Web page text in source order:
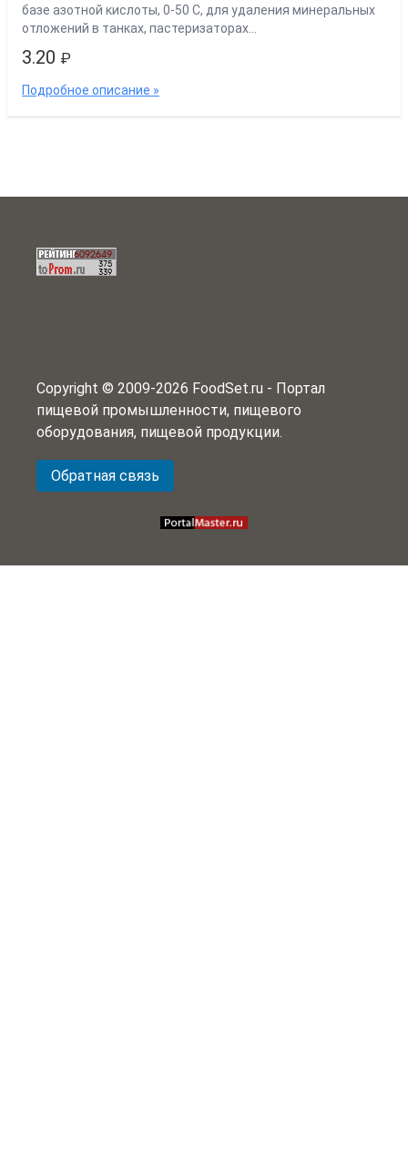
базе азотной кислоты, 0-50 С, для удаления минеральных
отложений в танках, пастеризаторах...
3.20 ₽
Подробное описание »
Copyright © 2009-2026 FoodSet.ru - Портал
пищевой промышленности, пищевого
оборудования, пищевой продукции.
Обратная связь